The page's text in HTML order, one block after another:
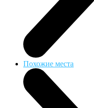
Похожие места